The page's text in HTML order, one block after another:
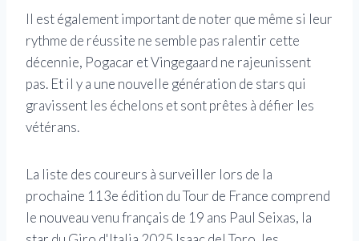
Il est également important de noter que même si leur
rythme de réussite ne semble pas ralentir cette
décennie, Pogacar et Vingegaard ne rajeunissent
pas. Et il y a une nouvelle génération de stars qui
gravissent les échelons et sont prêtes à défier les
vétérans.
La liste des coureurs à surveiller lors de la
prochaine 113e édition du Tour de France comprend
le nouveau venu français de 19 ans Paul Seixas, la